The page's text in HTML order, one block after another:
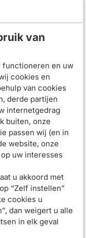
van
functioneren en uw
cookies en
van cookies
derde partijen
internetgedrag
buiten, onze
passen wij (en in
website, onze
uw interesses
u akkoord met
“Zelf instellen”
cookies u
dan weigert u alle
in elk geval
Klinische en
goede
een doffe huid
van de leeftijd
vult zelfs diepe
zeer lichte rozige
doffe en vermoeid
Hyaluron-
SPF30 50ml